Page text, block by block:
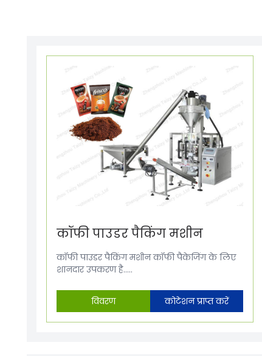
कॉफी पाउडर पैकिंग मशीन
कॉफी पाउडर पैकिंग मशीन कॉफी पैकेजिंग के लिए
शानदार उपकरण है.....
विवरण कोटेशन प्राप्त करें